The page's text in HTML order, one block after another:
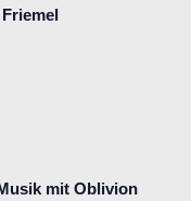
mit Oblivion